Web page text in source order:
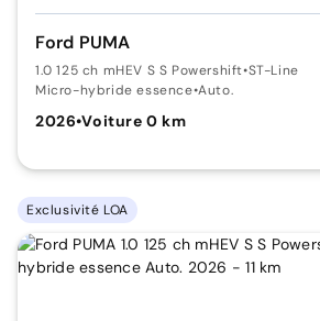
Ford PUMA
1.0 125 ch mHEV S S Powershift•ST-Line
Micro-hybride essence•Auto.
2026•Voiture 0 km
Exclusivité LOA